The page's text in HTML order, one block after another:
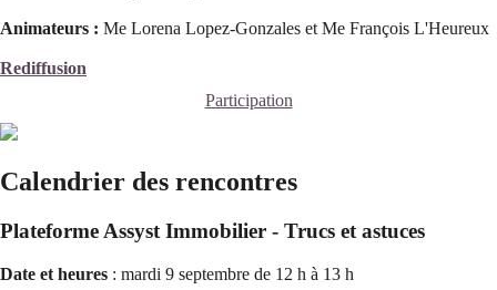
Animateurs : Me Lorena Lopez-Gonzales et Me François L'Heureux
Rediffusion
Participation
Calendrier des rencontres
Plateforme Assyst Immobilier - Trucs et astuces
Date et heures : mardi 9 septembre de 12 h à 13 h